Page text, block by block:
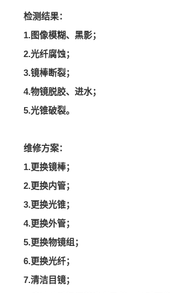
检测结果：
1.图像模糊、黑影；
2.光纤腐蚀；
3.镜棒断裂；
4.物镜脱胶、进水；
5.光锥破裂。
维修方案：
1.更换镜棒；
2.更换内管；
3.更换光锥；
4.更换外管；
5.更换物镜组；
6.更换光纤；
7.清洁目镜；